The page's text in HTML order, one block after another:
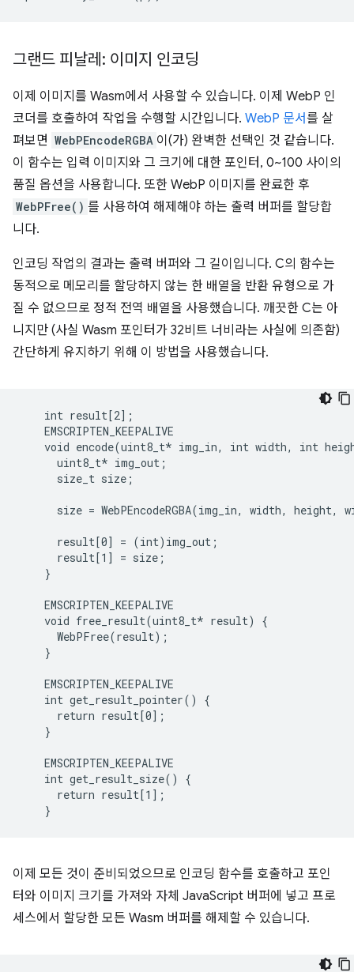
그랜드 피날레: 이미지 인코딩
이제 이미지를 Wasm에서 사용할 수 있습니다. 이제 WebP 인
코더를 호출하여 작업을 수행할 시간입니다. WebP 문서를 살
펴보면 WebPEncodeRGBA 이(가) 완벽한 선택인 것 같습니다.
이 함수는 입력 이미지와 그 크기에 대한 포인터, 0~100 사이의
품질 옵션을 사용합니다. 또한 WebP 이미지를 완료한 후
WebPFree() 를 사용하여 해제해야 하는 출력 버퍼를 할당합
니다.
인코딩 작업의 결과는 출력 버퍼와 그 길이입니다. C의 함수는
동적으로 메모리를 할당하지 않는 한 배열을 반환 유형으로 가
질 수 없으므로 정적 전역 배열을 사용했습니다. 깨끗한 C는 아
니지만 (사실 Wasm 포인터가 32비트 너비라는 사실에 의존함)
간단하게 유지하기 위해 이 방법을 사용했습니다.
    int result[2];
    EMSCRIPTEN_KEEPALIVE
void encode(uint8_t* img_in, int width, int
      uint8_t* img_out;
      size_t size;
size = WebPEncodeRGBA(img_in, width, height,
      result[0] = (int)img_out;
      result[1] = size;
    }
    EMSCRIPTEN_KEEPALIVE
    void free_result(uint8_t*
result) {
      WebPFree(result);
    }
    EMSCRIPTEN_KEEPALIVE
    int get_result_pointer() {
      return result[0];
    }
    EMSCRIPTEN_KEEPALIVE
    int get_result_size() {
      return result[1];
이제 모든 것이 준비되었으므로 인코딩 함수를 호출하고 포인
터와 이미지 크기를 가져와 자체 JavaScript 버퍼에 넣고 프로
세스에서 할당한 모든 Wasm 버퍼를 해제할 수 있습니다.